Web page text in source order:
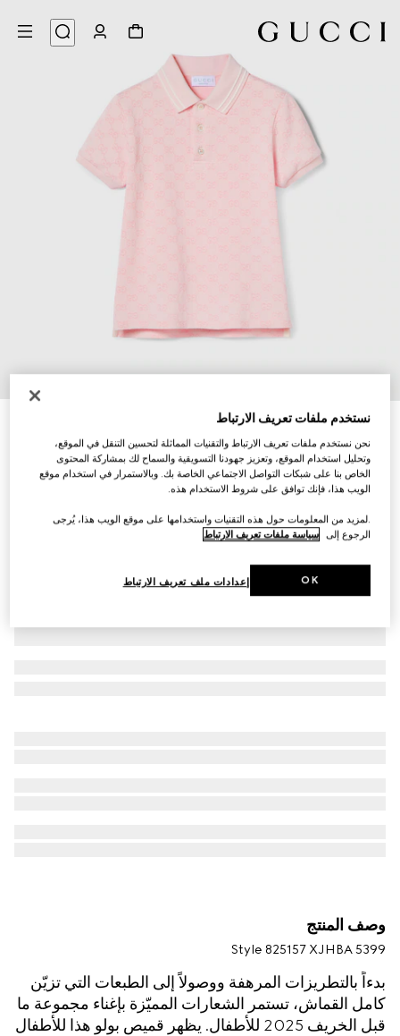
قميص بولو من القطن بنقش GG للأطفال
تنويعاتزهري فاتح
وصف المنتج
Style ‎825157 XJHBA 5399
بدءاً بالتطريزات المرهفة ووصولاً إلى الطبعات التي تزيّن
كامل القماش، تستمر الشعارات المميّزة بإغناء مجموعة ما
قبل الخريف 2025 للأطفال. يظهر قميص بولو هذا للأطفال
نستخدم ملفات تعريف الارتباط
نحن نستخدم ملفات تعريف الارتباط والتقنيات المماثلة لتحسين التنقل في الموقع،
وتحليل استخدام الموقع، وتعزيز جهودنا التسويقية والسماح لك بمشاركة المحتوى
الخاص بنا على شبكات التواصل الاجتماعي الخاصة بك. وبالاستمرار في استخدام موقع
الويب هذا، فإنك توافق على شروط الاستخدام هذه.
.لمزيد من المعلومات حول هذه التقنيات واستخدامها على موقع الويب هذا، يُرجى
الرجوع إلى سياسة ملفات تعريف الارتباط
إعدادات ملف تعريف الارتباط OK